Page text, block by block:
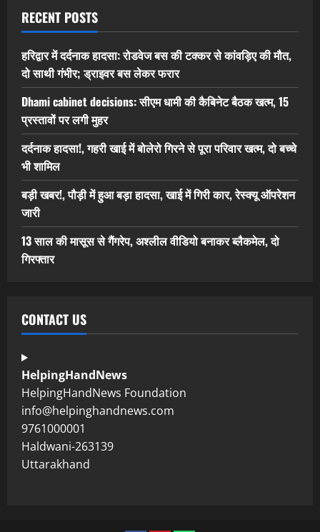
RECENT POSTS
हरिद्वार में दर्दनाक हादसा: रोडवेज बस की टक्कर से कांवड़िए की मौत,
दो साथी गंभीर; ड्राइवर बस लेकर फरार
Dhami cabinet decisions: सीएम धामी की कैबिनेट बैठक खत्म, 15
प्रस्तावों पर लगी मुहर
दर्दनाक हादसा!, गहरी खाई में बोलेरो गिरने से पूरा परिवार खत्म, दो बच्चे
भी शामिल
बड़ी खबर!, पौड़ी में हुआ बड़ा हादसा, खाई में गिरी कार, रेस्क्यू ऑपरेशन
जारी
13 साल की मासूस से गैंगरेप, अश्लील वीडियो बनाकर ब्लैकमेल, दो
गिरफ्तार
CONTACT US
HelpingHandNews
HelpingHandNews Foundation
info@helpinghandnews.com
9761000001
Haldwani-263139
Uttarakhand